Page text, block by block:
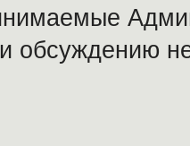
обсуждению